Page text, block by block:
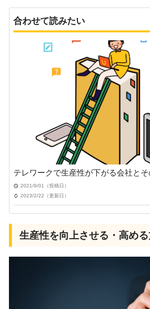
合わせて読みたい
テレワークで生産性が下がる会社と
2021/9/01（投稿日）
2023/2/22（更新日）
生産性を向上させる・高め